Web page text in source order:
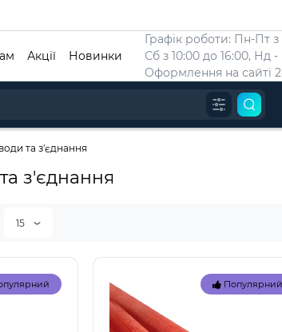
Графік роботи: Пн-Пт з
Сб з 10:00 до 16:00, Нд -
Оформлення на сайтi
Акції Новинки
та з'єднання
з'єднання
15
Популярний